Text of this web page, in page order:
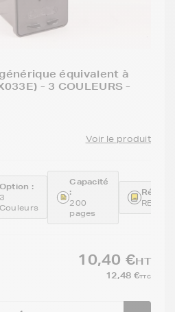
équivalent à
- 3 COULEURS -
Voir le produit
Option :
Couleurs
Capacité
:
200
pages
10,40 €HT
12,48 €TTC